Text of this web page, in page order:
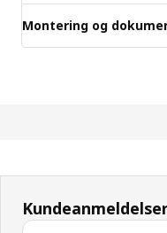
Montering og